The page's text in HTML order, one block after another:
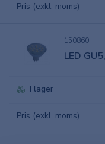
Pris (exkl. moms)
150860
LED
I lager
Pris (exkl. moms)